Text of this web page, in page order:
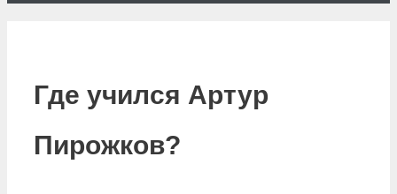
Где учился Артур
Пирожков?